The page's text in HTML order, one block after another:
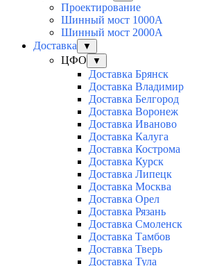
Проектирование
Шинный мост 1000А
Шинный мост 2000А
Доставка
▼
ЦФО ▼
Доставка Брянск
Доставка Владимир
Доставка Белгород
Доставка Воронеж
Доставка Иваново
Доставка Калуга
Доставка Кострома
Доставка Курск
Доставка Липецк
Доставка Москва
Доставка Орел
Доставка Рязань
Доставка Смоленск
Доставка Тамбов
Доставка Тверь
Доставка Тула